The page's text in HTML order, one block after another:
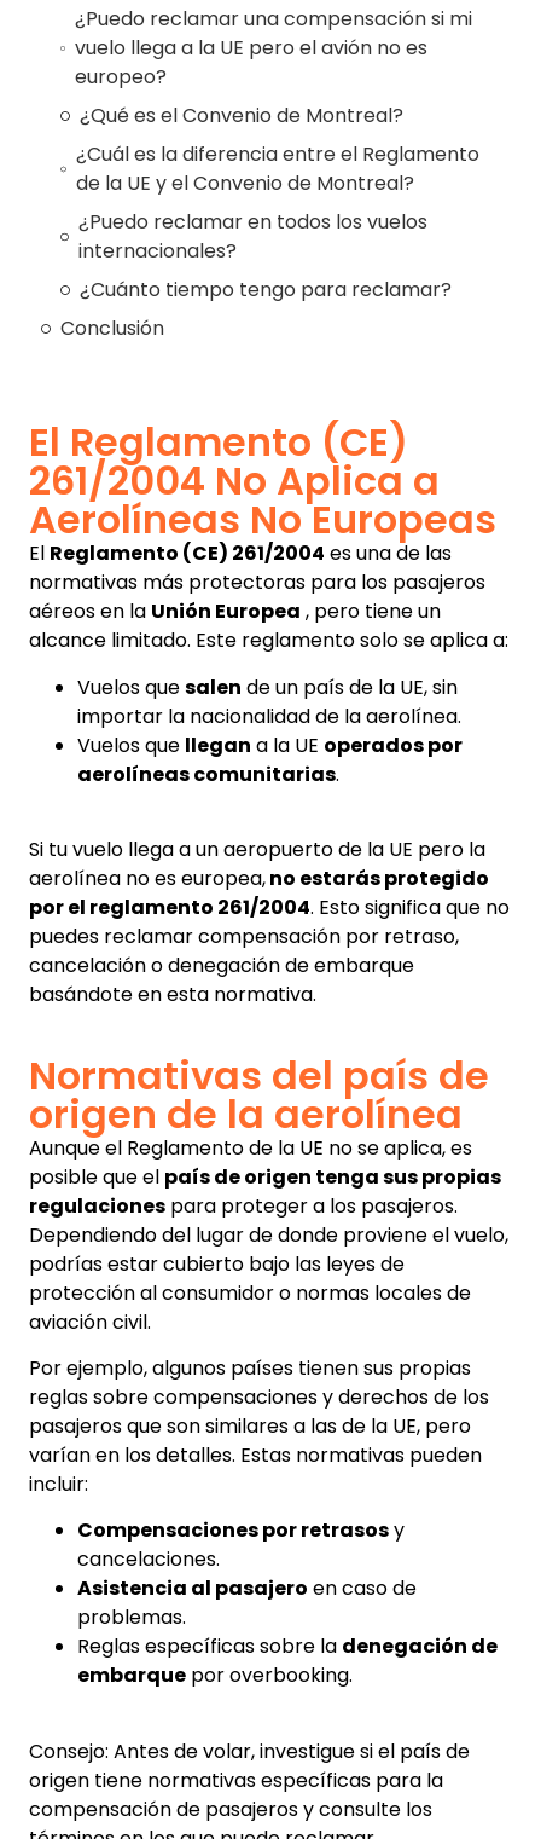
¿Puedo reclamar una compensación si mi
vuelo llega a la UE pero el avión no es
europeo?
¿Qué es el Convenio de Montreal?
¿Cuál es la diferencia entre el Reglamento
de la UE y el Convenio de Montreal?
¿Puedo reclamar en todos los vuelos
internacionales?
¿Cuánto tiempo tengo para reclamar?
Conclusión
El Reglamento (CE)
261/2004 No Aplica a
Aerolíneas No Europeas
El Reglamento (CE) 261/2004 es una de las
normativas más protectoras para los pasajeros
aéreos en la Unión Europea , pero tiene un
alcance limitado. Este reglamento solo se aplica a:
Vuelos quesalen de un país de la UE, sin
importar la nacionalidad de la aerolínea.
Vuelos que llegan a la UE operados por
aerolíneas comunitarias.
Si tu vuelo llega a un aeropuerto de la UE pero la
aerolínea no es europea,no estarás protegido
por el reglamento 261/2004. Esto significa que no
puedes reclamar compensación por retraso,
cancelación o denegación de embarque
basándote en esta normativa.
Normativas del país de
origen de la aerolínea
Aunque el Reglamento de la UE no se aplica, es
posible que el país de origen tenga sus propias
regulaciones para proteger a los pasajeros.
Dependiendo del lugar de donde proviene el vuelo,
podrías estar cubierto bajo las leyes de
protección al consumidor o normas locales de
aviación civil.
Por ejemplo, algunos países tienen sus propias
reglas sobre compensaciones y derechos de los
pasajeros que son similares a las de la UE, pero
varían en los detalles. Estas normativas pueden
incluir:
Compensaciones por retrasosy
cancelaciones.
Asistencia al pasajero en caso de
problemas.
Reglas específicas sobre la denegación de
embarque por overbooking.
Consejo: Antes de volar, investigue si el país de
origen tiene normativas específicas para la
compensación de pasajeros y consulte los